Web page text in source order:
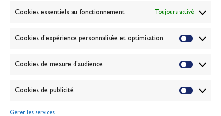
Cookies essentiels au fonctionnement Toujours activé
Cookies d'expérience personnalisée et optimisation
Cookies de mesure d'audience
Cookies de publicité
Gérer les services
© 2026 Banque Populaire